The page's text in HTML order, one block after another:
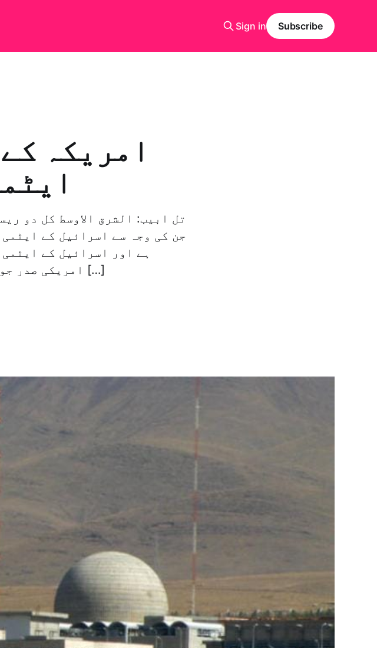
Sign in Subscribe
امریکہ
تل ابیب: الشرق الاوسط کل دو
جن کی وجہ سے اسرائیل کے
ہے اور اسرائیل کے
امریکی صدر جون کینڈی اور ان کی انتظامیہ اور گزشتہ […]